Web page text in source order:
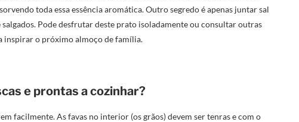
toda essa essência aromática. Outro segredo é apenas juntar sal
Pode desfrutar deste prato isoladamente ou consultar outras
inspirar o próximo almoço de família.
e prontas a cozinhar?
facilmente. As favas no interior (os grãos) devem ser tenras e com o